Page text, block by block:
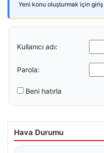
Yeni konu oluşturmak için giriş
Kullanıcı adı:
Parola:
Beni hatırla
Hava Durumu